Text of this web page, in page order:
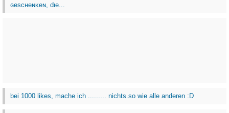
ɢeѕcнeɴĸeɴ, dιe...
bei 1000 likes, mache ich ......... nichts.so wie alle anderen :D